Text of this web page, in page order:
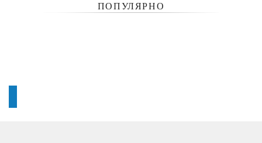
ПОПУЛЯРНО